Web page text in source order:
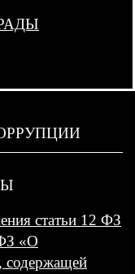
статьи 12 ФЗ
«О
содержащей